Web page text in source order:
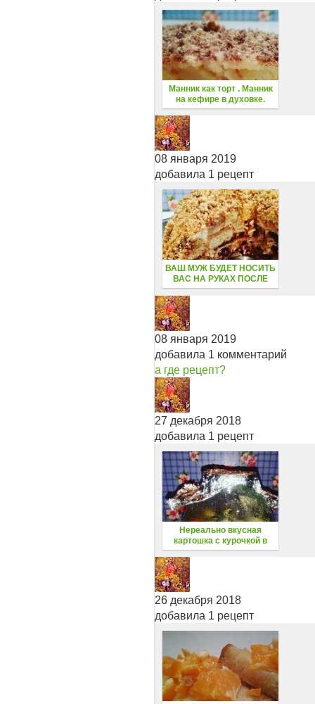
Манник как торт . Манник
на кефире в духовке.
Простой и вкусный пирог с
08 января 2019
добавила 1 рецепт
ВАШ МУЖ БУДЕТ НОСИТЬ
ВАС НА РУКАХ ПОСЛЕ
ТАКОГО ВКУСНОГО
ТОРТА// ТОРТ НАХОДКА
ЗА 10 МИНУТ// ВСЕГО ИЗ
ТРЕХ ИНГРЕДИЕНТОВ//
ТОРТ БЕЗ ВЫПЕЧКИ
08 января 2019
добавила 1 комментарий
а где рецепт?
27 декабря 2018
добавила 1 рецепт
Нереально вкусная
картошка с курочкой в
собственном соку в Банке
в Духовке Отличный ужин,
обед// К НОВОГОДНЕМУ
26 декабря 2018
добавила 1 рецепт